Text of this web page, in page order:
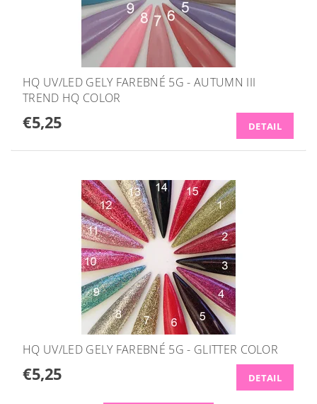
HQ UV/LED GELY FAREBNÉ 5G - AUTUMN III
TREND HQ COLOR
€5,25 DETAIL
HQ UV/LED GELY FAREBNÉ 5G - GLITTER COLOR
€5,25 DETAIL